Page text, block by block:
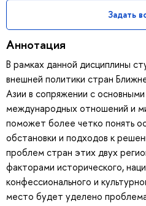
Задать
Аннотация
В рамках данной дисциплины
внешней политики стран
Азии в сопряжении с
международных отношений и
поможет более четко понять
обстановки и подходов к
проблем стран этих двух
факторами исторического,
конфессионального и
место будет уделено